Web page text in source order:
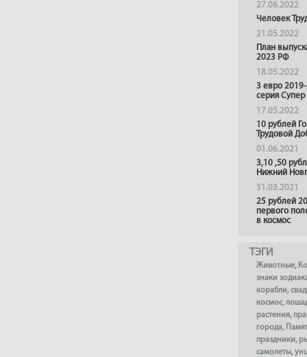
27.08.2022
Человек
21.05.2022
План
2023 РФ
18.05.2022
3 евро
серия
17.05.2022
10 рублей
Трудовой
01.06.2021
3,10 ,50
Нижний
31.03.2021
25 рублей
первого
в космос
ТЭГИ
Животные,
знаки
корабли,
космос,
растения,
города,
праздники,
самолеты,